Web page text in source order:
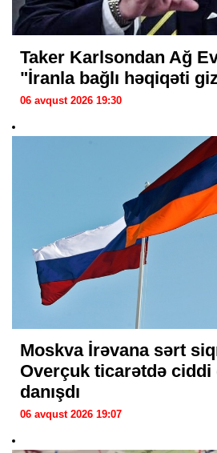
Taker Karlsondan Ağ
"İranla bağlı həqiqəti
06 avqust 2026 19:30
Moskva İrəvana sərt
Overçuk ticarətdə ciddi
danışdı
06 avqust 2026 19:07